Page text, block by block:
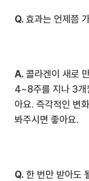
Q. 효과는 언제쯤
A. 콜라겐이 새로
4~8주를 지나 3개
아요. 즉각적인 변
봐주시면 좋아요.
Q. 한 번만 받아도